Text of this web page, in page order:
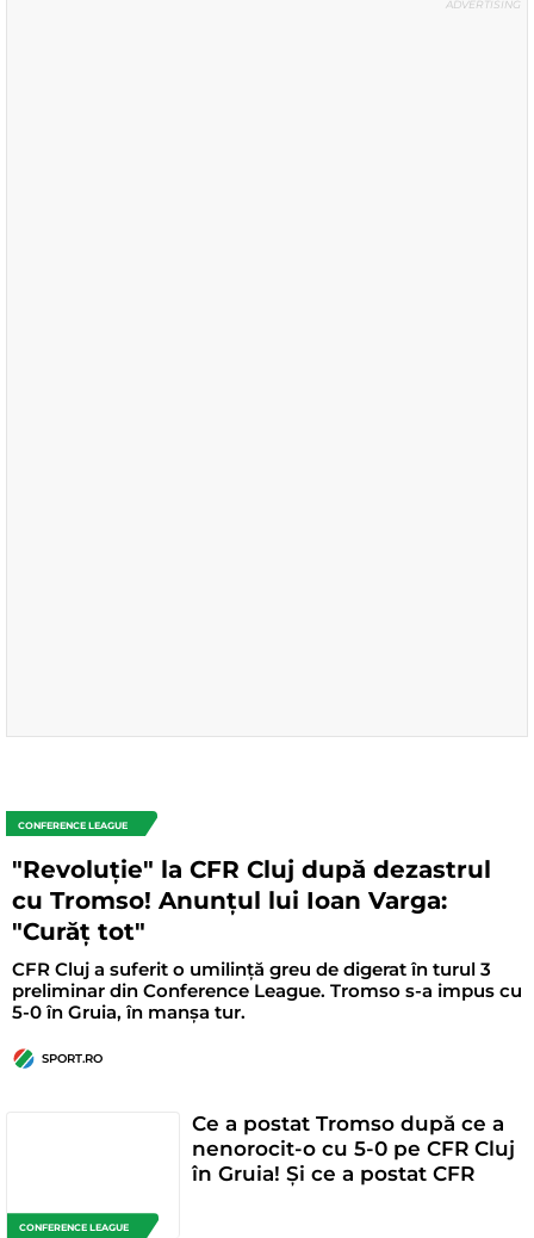
CONFERENCE LEAGUE
"Revoluție" la CFR Cluj după dezastrul
cu Tromso! Anunțul lui Ioan Varga:
"Curăț tot"
CFR Cluj a suferit o umilință greu de digerat în turul 3
preliminar din Conference League. Tromso s-a impus cu
5-0 în Gruia, în manșa tur.
SPORT.RO
CONFERENCE LEAGUE
Ce a postat Tromso după ce a
nenorocit-o cu 5-0 pe CFR Cluj
în Gruia! Și ce a postat CFR